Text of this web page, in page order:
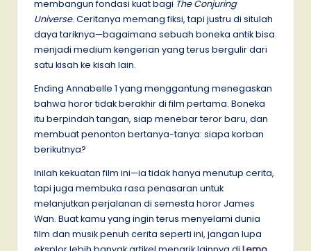
membangun fondasi kuat bagi The Conjuring
Universe. Ceritanya memang fiksi, tapi justru di situlah
daya tariknya—bagaimana sebuah boneka antik bisa
menjadi medium kengerian yang terus bergulir dari
satu kisah ke kisah lain.
Ending Annabelle 1 yang menggantung menegaskan
bahwa horor tidak berakhir di film pertama. Boneka
itu berpindah tangan, siap menebar teror baru, dan
membuat penonton bertanya-tanya: siapa korban
berikutnya?
Inilah kekuatan film ini—ia tidak hanya menutup cerita,
tapi juga membuka rasa penasaran untuk
melanjutkan perjalanan di semesta horor James
Wan. Buat kamu yang ingin terus menyelami dunia
film dan musik penuh cerita seperti ini, jangan lupa